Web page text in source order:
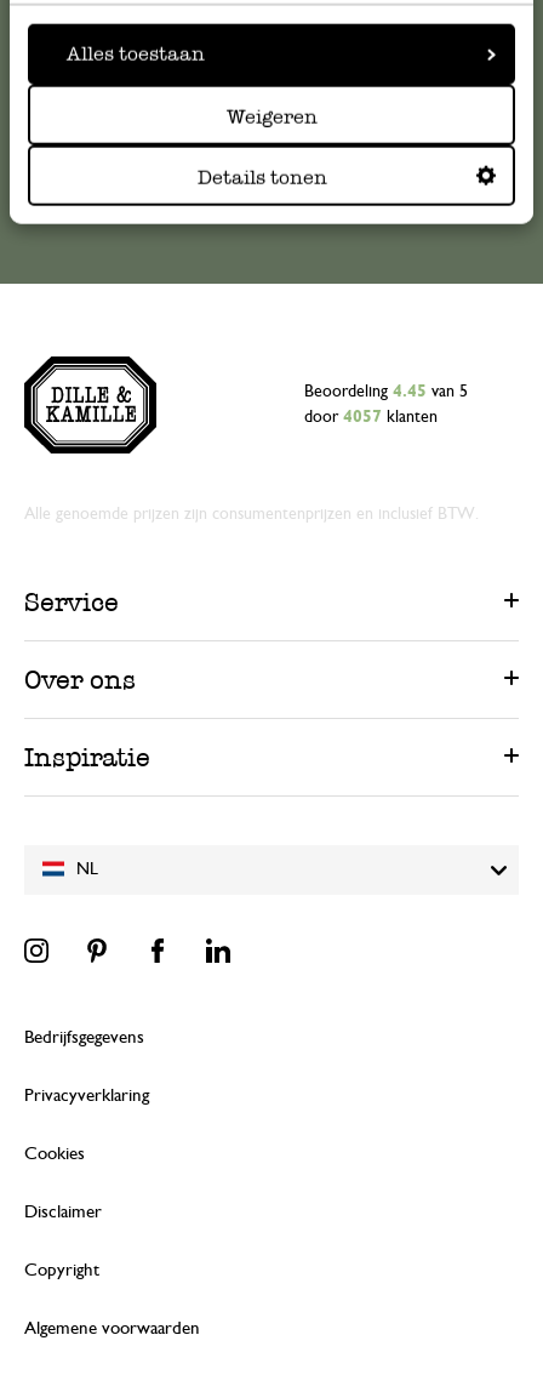
Alles toestaan
Weigeren
Details tonen
meestgestelde vragen.
klantenservice@dille-kamille.com
Online Klantenservice
NL
Beoordeling 4.45 van 5
door 4057 klanten
Alle genoemde prijzen zijn consumentenprijzen en inclusief BTW.
Service
Over ons
Inspiratie
Bedrijfsgegevens
Privacyverklaring
Cookies
Disclaimer
Copyright
Algemene voorwaarden